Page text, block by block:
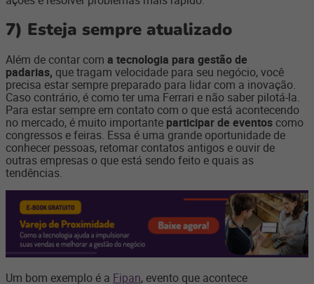
7) Esteja sempre atualizado
Além de contar com a tecnologia para gestão de
padarias, que tragam velocidade para seu negócio, você
precisa estar sempre preparado para lidar com a inovação.
Caso contrário, é como ter uma Ferrari e não saber pilotá-la.
Para estar sempre em contato com o que está acontecendo
no mercado, é muito importante participar de eventos como
congressos e feiras. Essa é uma grande oportunidade de
conhecer pessoas, retomar contatos antigos e ouvir de
outras empresas o que está sendo feito e quais as
tendências.
Um bom exemplo é a Fipan, evento que acontece